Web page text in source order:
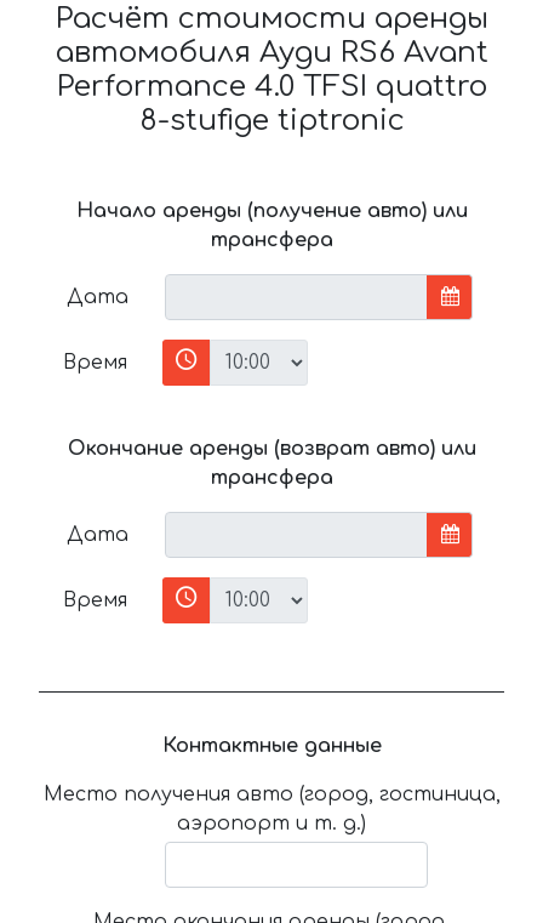
Расчёт стоимости аренды
автомобиля Ауди RS6 Avant
Performance 4.0 TFSI quattro
8-stufige tiptronic
Начало аренды (получение авто) или
трансфера
Дата
Время
Окончание аренды (возврат авто) или
трансфера
Дата
Время
Контактные данные
Место получения авто (город, гостиница,
аэропорт и т. д.)